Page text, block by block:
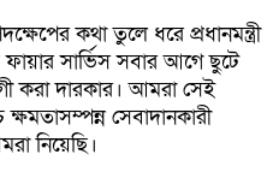
কথা তুলে ধরে প্রধানমন্ত্রী
ফায়ার সার্ভিস সবার আগে ছুটে
করা দারকার। আমরা সেই
ক্ষমতাসম্পন্ন সেবাদানকারী
নিয়েছি।